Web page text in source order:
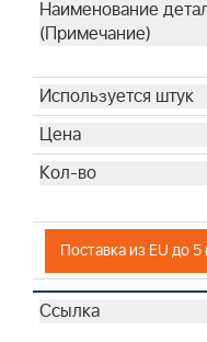
Поставка из EU до